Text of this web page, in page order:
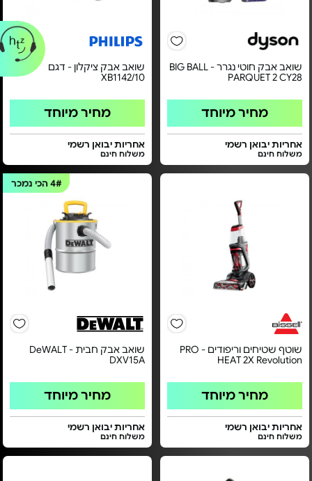
שואב אבק חוטי נגרר - BIG BALL
PARQUET 2 CY28
מחיר מיוחד
אחריות יבואן רשמי
משלוח חינם
שואב אבק ציקלון - דגם
XB1142/10
מחיר מיוחד
אחריות יבואן רשמי
משלוח חינם
שוטף שטיחים וריפודים - PRO
HEAT 2X Revolution
מחיר מיוחד
אחריות יבואן רשמי
משלוח חינם
4#הכי נמכר
שואב אבק חבית DeWALT -
DXV15A
מחיר מיוחד
אחריות יבואן רשמי
משלוח חינם